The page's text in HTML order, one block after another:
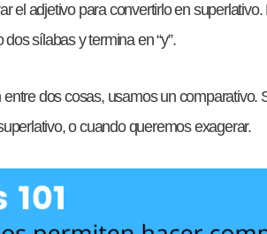
el adjetivo para convertirlo en
sílabas y termina en “y”.
dos cosas, usamos un comparativo.
o cuando queremos exagerar.